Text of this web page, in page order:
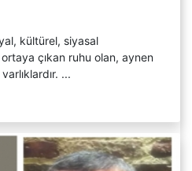
kültürel, siyasal
çıkan ruhu olan, aynen
...